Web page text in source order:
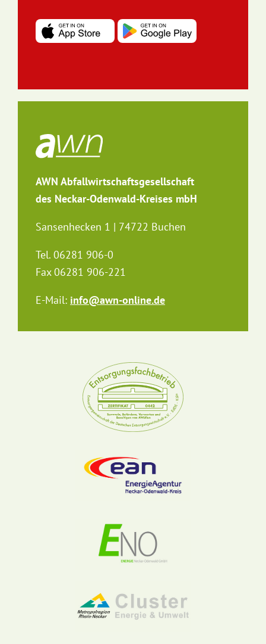
AWN Abfallwirtschaftsgesellschaft
des Neckar-Odenwald-Kreises mbH
Sansenhecken 1 | 74722 Buchen
Tel. 06281 906-0
Fax 06281 906-221
E-Mail: info@awn-online.de